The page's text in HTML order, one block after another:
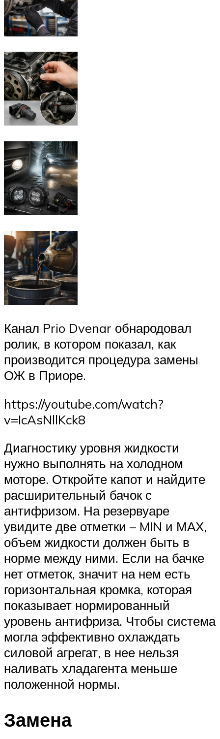
Канал Prio Dvenar обнародовал
ролик, в котором показал, как
производится процедура замены
ОЖ в Приоре.
https://youtube.com/watch?
v=IcAsNllKck8
Диагностику уровня жидкости
нужно выполнять на холодном
моторе. Откройте капот и найдите
расширительный бачок с
антифризом. На резервуаре
увидите две отметки – MIN и МАХ,
объем жидкости должен быть в
норме между ними. Если на бачке
нет отметок, значит на нем есть
горизонтальная кромка, которая
показывает нормированный
уровень антифриза. Чтобы система
могла эффективно охлаждать
силовой агрегат, в нее нельзя
наливать хладагента меньше
положенной нормы.
Замена